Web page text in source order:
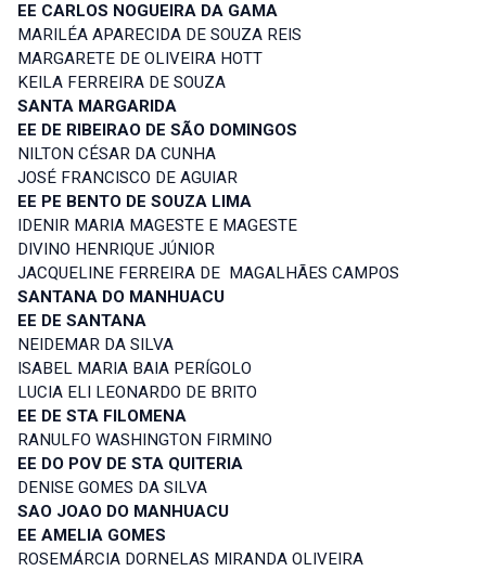
EE CARLOS NOGUEIRA DA GAMA
MARILÉA APARECIDA DE SOUZA REIS
MARGARETE DE OLIVEIRA HOTT
KEILA FERREIRA DE SOUZA
SANTA MARGARIDA
EE DE RIBEIRAO DE SÃO DOMINGOS
NILTON CÉSAR DA CUNHA
JOSÉ FRANCISCO DE AGUIAR
EE PE BENTO DE SOUZA LIMA
IDENIR MARIA MAGESTE E MAGESTE
DIVINO HENRIQUE JÚNIOR
JACQUELINE FERREIRA DE MAGALHÃES CAMPOS
SANTANA DO MANHUACU
EE DE SANTANA
NEIDEMAR DA SILVA
ISABEL MARIA BAIA PERÍGOLO
LUCIA ELI LEONARDO DE BRITO
EE DE STA FILOMENA
RANULFO WASHINGTON FIRMINO
EE DO POV DE STA QUITERIA
DENISE GOMES DA SILVA
SAO JOAO DO MANHUACU
EE AMELIA GOMES
ROSEMÁRCIA DORNELAS MIRANDA OLIVEIRA